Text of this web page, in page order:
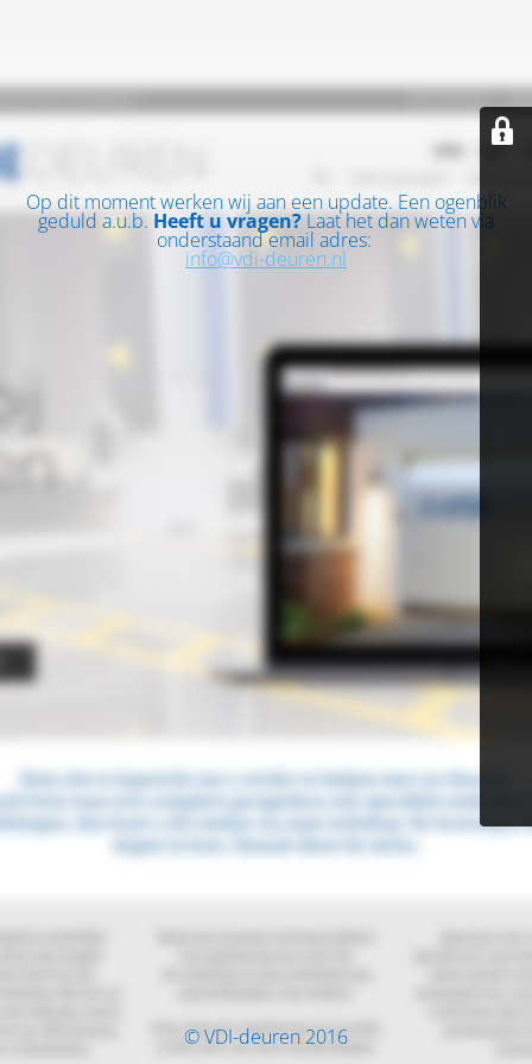
Op dit moment werken wij aan een update. Een ogenblik
geduld a.u.b. Heeft u vragen? Laat het dan weten via
onderstaand email adres:
info@vdi-deuren.nl
© VDI-deuren 2016